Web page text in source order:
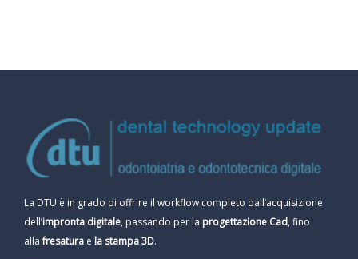
La DTU è in grado di offrire il workflow completo dall’acquisizione
dell’impronta digitale, passando per la progettazione Cad, fino
allafresatura e la stampa 3D.